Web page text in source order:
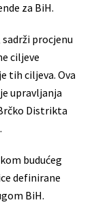
za BiH.
procjenu
ciljeve
tih ciljeva. Ova
upravljanja
Distrikta
budućeg
definirane
BiH.